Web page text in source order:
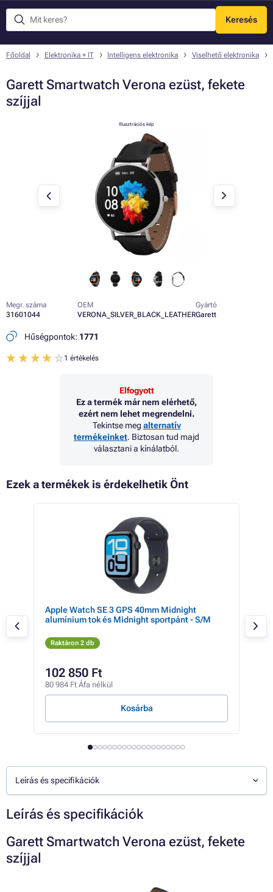
Keresés
Menü
Főoldal Elektronika + IT Intelligens elektronika Viselhető elektronika
Garett Smartwatch Verona ezüst, fekete
szíjjal
Illusztrációs kép
Megr. száma
31601044
OEM
VERONA_SILVER_BLACK_LEATHER
Gyártó
Garett
Hűségpontok: 1771
1 értékelés
Elfogyott
Ez a termék már nem elérhető,
ezért nem lehet megrendelni.
Tekintse meg alternatív
termékeinket. Biztosan tud majd
választani a kínálatból.
Ezek a termékek is érdekelhetik Önt
Apple Watch SE 3 GPS 40mm Midnight
alumínium tok és Midnight sportpánt - S/M
Raktáron 2 db
102 850 Ft
80 984 Ft Áfa nélkül
Kosárba
Leírás és specifikációk
Leírás és specifikációk
Garett Smartwatch Verona ezüst, fekete
szíjjal